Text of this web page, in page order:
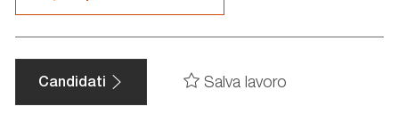
Candidati Salva lavoro